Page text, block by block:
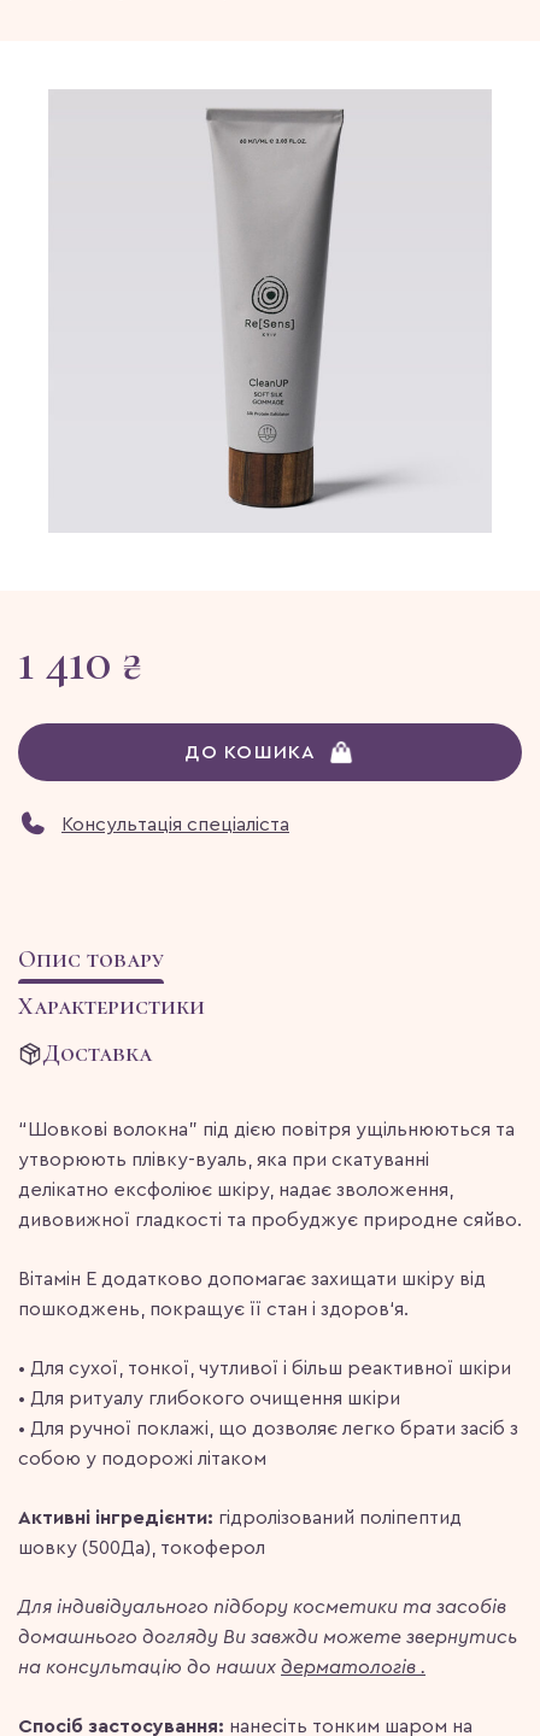
1 410 ₴
ДО КОШИКА
Консультація спеціаліста
Опис товару
Характеристики
Доставка
“Шовкові волокна” під дією повітря ущільнюються та
утворюють плівку-вуаль, яка при скатуванні
делікатно ексфоліює шкіру, надає зволоження,
дивовижної гладкості та пробуджує природне сяйво.
Вітамін Е додатково допомагає захищати шкіру від
пошкоджень, покращує її стан і здоров‘я.
• Для сухої, тонкої, чутливої і більш реактивної шкіри
• Для ритуалу глибокого очищення шкіри
• Для ручної поклажі, що дозволяє легко брати засіб з
собою у подорожі літаком
Активні інгредієнти: гідролізований поліпептид
шовку (500Да), токоферол
Для індивідуального підбору косметики та засобів
домашнього догляду Ви завжди можете звернутись
на консультацію до наших дерматологів .
Спосіб застосування: нанесіть тонким шаром на